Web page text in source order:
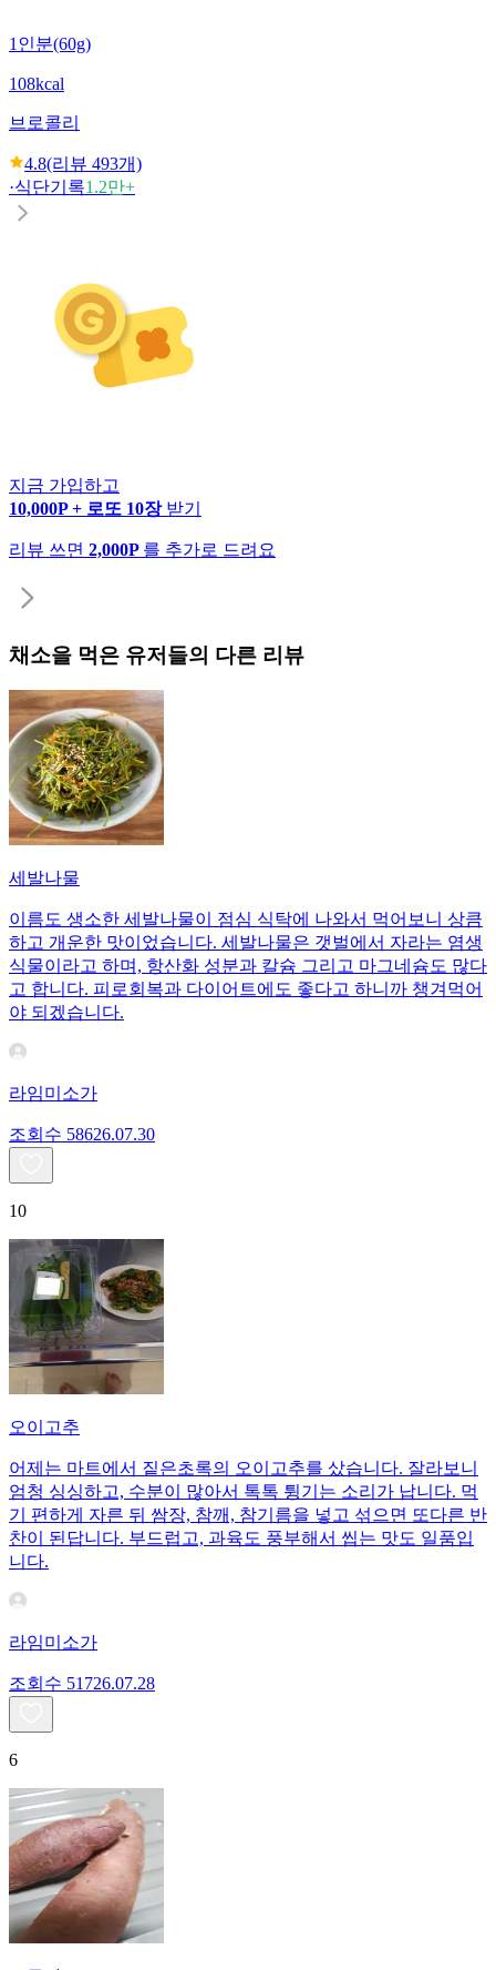
1인분(60g)
108kcal
브로콜리
4.8(리뷰 493개)
·식단기록1.2만+
지금 가입하고
10,000P + 로또 10장 받기
리뷰 쓰면 2,000P 를 추가로 드려요
채소을 먹은 유저들의 다른 리뷰
세발나물
이름도 생소한 세발나물이 점심 식탁에 나와서 먹어보니 상큼
하고 개운한 맛이었습니다. 세발나물은 갯벌에서 자라는 염생
식물이라고 하며, 항산화 성분과 칼슘 그리고 마그네슘도 많다
고 합니다. 피로회복과 다이어트에도 좋다고 하니까 챙겨먹어
야 되겠습니다.
라임미소가
조회수 58626.07.30
10
오이고추
어제는 마트에서 짙은초록의 오이고추를 샀습니다. 잘라보니
엄청 싱싱하고, 수분이 많아서 톡톡 튕기는 소리가 납니다. 먹
기 편하게 자른 뒤 쌈장, 참깨, 참기름을 넣고 섞으면 또다른 반
찬이 된답니다. 부드럽고, 과육도 풍부해서 씹는 맛도 일품입
니다.
라임미소가
조회수 51726.07.28
6